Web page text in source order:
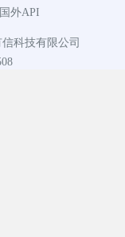
国外API
科技有限公司